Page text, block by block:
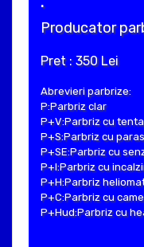
Producator
Pret : 350 Lei
Abrevieri parbrize:
P:Parbriz clar
P+V:Parbriz cu
P+S:Parbriz cu
P+SE:Parbriz cu
P+I:Parbriz cu
P+H:Parbriz
P+C:Parbriz cu
P+Hud:Parbriz cu